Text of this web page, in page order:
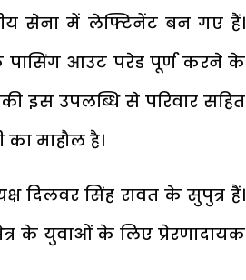
सेना में लेफ्टिनेंट बन गए हैं।
पासिंग आउट परेड पूर्ण करने के
इस उपलब्धि से परिवार सहित
का माहौल है।
दिलवर सिंह रावत के सुपुत्र हैं।
के युवाओं के लिए प्रेरणादायक